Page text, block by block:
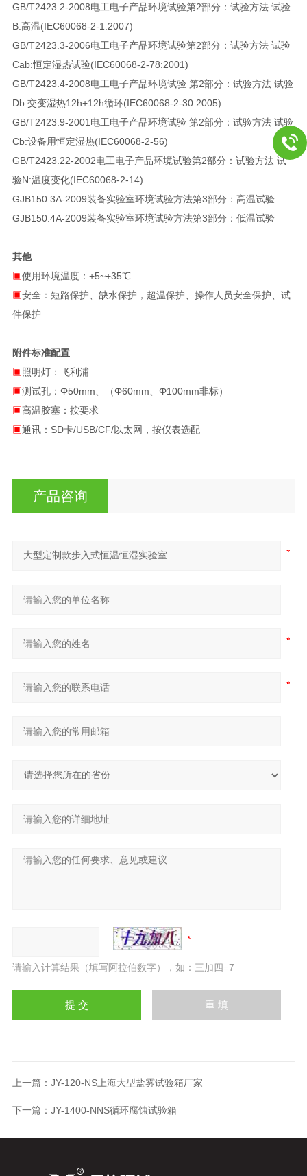
GB/T2423.2-2008电工电子产品环境试验第2部分：试验方法 试验
B:高温(IEC60068-2-1:2007)
GB/T2423.3-2006电工电子产品环境试验第2部分：试验方法 试验
Cab:恒定湿热试验(IEC60068-2-78:2001)
GB/T2423.4-2008电工电子产品环境试验 第2部分：试验方法 试验
Db:交变湿热12h+12h循环(IEC60068-2-30:2005)
GB/T2423.9-2001电工电子产品环境试验 第2部分：试验方法 试验
Cb:设备用恒定湿热(IEC60068-2-56)
GB/T2423.22-2002电工电子产品环境试验第2部分：试验方法 试
验N:温度变化(IEC60068-2-14)
GJB150.3A-2009装备实验室环境试验方法第3部分：高温试验
GJB150.4A-2009装备实验室环境试验方法第3部分：低温试验
其他
▣使用环境温度：+5~+35℃
▣安全：短路保护、缺水保护，超温保护、操作人员安全保护、试
件保护
附件标准配置
▣照明灯：飞利浦
▣测试孔：Φ50mm、（Φ60mm、Φ100mm非标）
▣高温胶塞：按要求
▣通讯：SD卡/USB/CF/以太网，按仪表选配
产品咨询
请输入计算结果（填写阿拉伯数字），如：三加四=7
上一篇： JY-120-NS上海大型盐雾试验箱厂家
下一篇： JY-1400-NNS循环腐蚀试验箱